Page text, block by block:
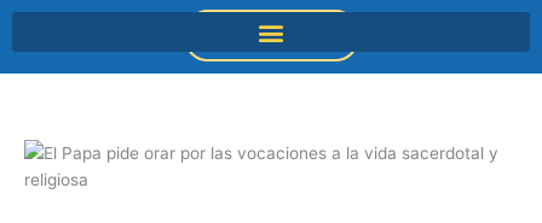
DONACIONES